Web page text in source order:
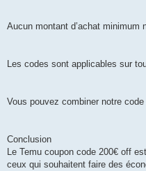
Aucun montant d’achat minimum
Les codes sont applicables sur
Vous pouvez combiner notre
Conclusion
Le Temu coupon code 200€ off
ceux qui souhaitent faire des